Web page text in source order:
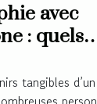
avec
: quels
d’un
tangibles